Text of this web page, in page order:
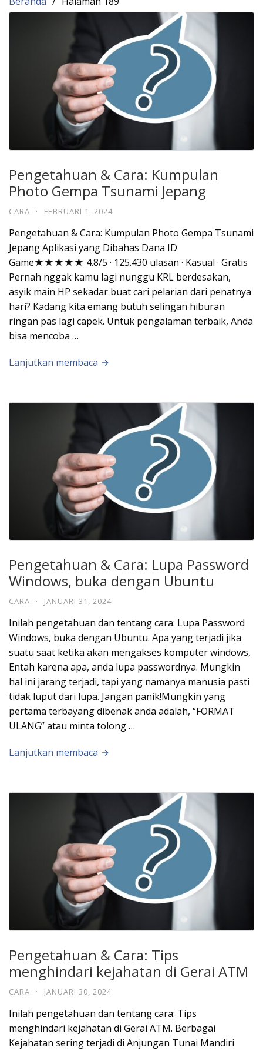
Pengetahuan & Cara: Kumpulan
Photo Gempa Tsunami Jepang
CARA · FEBRUARI 1, 2024
Pengetahuan & Cara: Kumpulan Photo Gempa Tsunami
Jepang Aplikasi yang Dibahas Dana ID
Game★★★★★ 4.8/5 · 125.430 ulasan · Kasual · Gratis
Pernah nggak kamu lagi nunggu KRL berdesakan,
asyik main HP sekadar buat cari pelarian dari penatnya
hari? Kadang kita emang butuh selingan hiburan
ringan pas lagi capek. Untuk pengalaman terbaik, Anda
bisa mencoba …
Lanjutkan membaca →
Pengetahuan & Cara: Lupa Password
Windows, buka dengan Ubuntu
CARA · JANUARI 31, 2024
Inilah pengetahuan dan tentang cara: Lupa Password
Windows, buka dengan Ubuntu. Apa yang terjadi jika
suatu saat ketika akan mengakses komputer windows,
Entah karena apa, anda lupa passwordnya. Mungkin
hal ini jarang terjadi, tapi yang namanya manusia pasti
tidak luput dari lupa. Jangan panik!Mungkin yang
pertama terbayang dibenak anda adalah, “FORMAT
ULANG” atau minta tolong …
Lanjutkan membaca →
Pengetahuan & Cara: Tips
menghindari kejahatan di Gerai ATM
CARA · JANUARI 30, 2024
Inilah pengetahuan dan tentang cara: Tips
menghindari kejahatan di Gerai ATM. Berbagai
Kejahatan sering terjadi di Anjungan Tunai Mandiri